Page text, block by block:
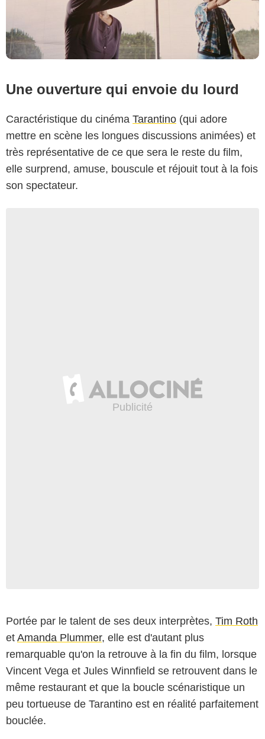
Une ouverture qui envoie du lourd
Caractéristique du cinéma Tarantino (qui adore
mettre en scène les longues discussions animées) et
très représentative de ce que sera le reste du film,
elle surprend, amuse, bouscule et réjouit tout à la fois
son spectateur.
Portée par le talent de ses deux interprètes, Tim Roth
et Amanda Plummer, elle est d'autant plus
remarquable qu'on la retrouve à la fin du film, lorsque
Vincent Vega et Jules Winnfield se retrouvent dans le
même restaurant et que la boucle scénaristique un
peu tortueuse de Tarantino est en réalité parfaitement
bouclée.